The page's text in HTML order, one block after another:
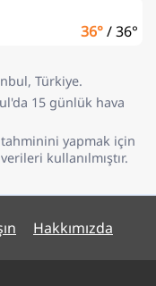
36°/36°
Türkiye.
15 günlük hava
yapmak için
kullanılmıştır.
Hakkımızda